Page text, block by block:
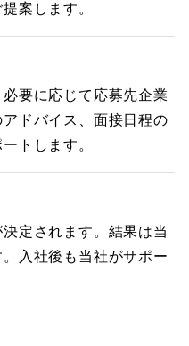
案します。
要に応じて応募先企業
ドバイス、面接日程の
トします。
定されます。結果は当
入社後も当社がサポー